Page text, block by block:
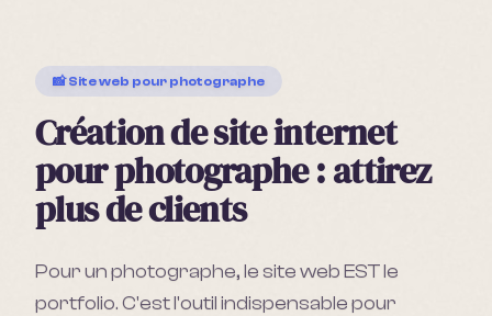
📸Site web pour photographe
Création de site internet
pourphotographe: attirez
plus de clients
Pour un photographe, le site web EST le
portfolio. C'est l'outil indispensable pour